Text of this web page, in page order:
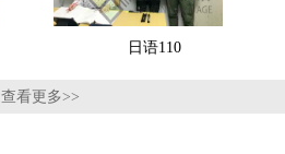
日语110
查看更多>>